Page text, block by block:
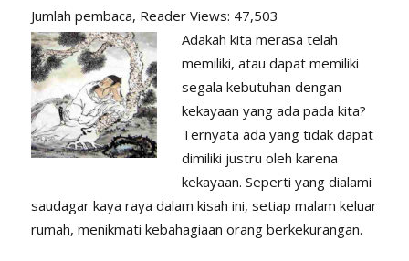
Jumlah pembaca, ReaderViews: 47,503
Adakah kita merasa telah
memiliki, atau dapat memiliki
segala kebutuhan dengan
kekayaan yang ada pada kita?
Ternyata ada yang tidak dapat
dimiliki justru oleh karena
kekayaan. Seperti yang dialami
saudagar kaya raya dalam kisah ini, setiap malam keluar
rumah, menikmati kebahagiaan orang berkekurangan.